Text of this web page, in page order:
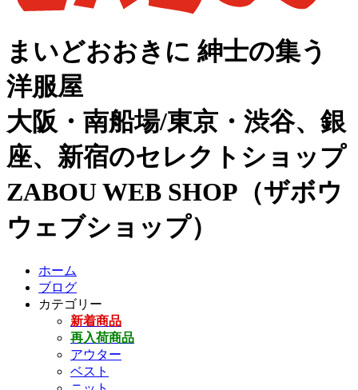
まいどおおきに 紳士の集う
洋服屋
大阪・南船場/東京・渋谷、銀
座、新宿のセレクトショップ
ZABOU WEB SHOP（ザボウ
ウェブショップ）
ホーム
ブログ
カテゴリー
新着商品
再入荷商品
アウター
ベスト